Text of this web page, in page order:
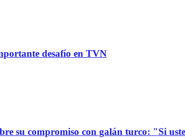
desafío en TVN
su compromiso con galán turco: "Si